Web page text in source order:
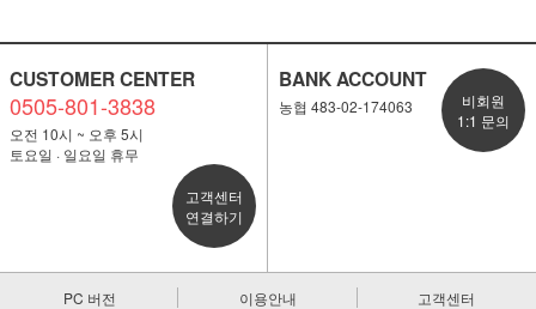
CUSTOMER CENTER
0505-801-3838
오전 10시 ~ 오후 5시
토요일 · 일요일 휴무
고객센터
연결하기
BANK ACCOUNT
농협 483-02-174063
비회원
1:1 문의
PC 버전 이용안내 고객센터